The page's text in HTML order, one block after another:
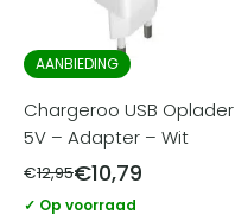
AANBIEDING
Chargeroo USB Oplader
5V – Adapter – Wit
€12,95€10,79
✓ Op voorraad